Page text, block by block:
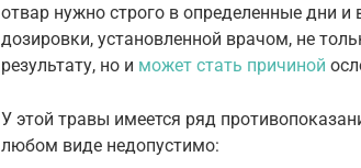
отвар нужно строго в определенные дни
дозировки, установленной врачом, не
результату, но и может стать причиной
У этой травы имеется ряд
любом виде недопустимо: